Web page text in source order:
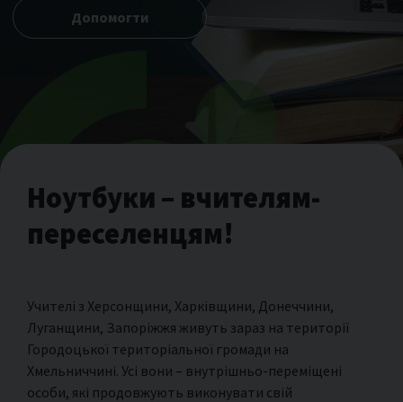
Допомогти
Ноутбуки – вчителям-
переселенцям!
Учителі з Херсонщини, Харківщини, Донеччини,
Луганщини, Запоріжжя живуть зараз на території
Городоцької територіальної громади на
Хмельниччині. Усі вони – внутрішньо-переміщені
особи, які продовжують виконувати свій